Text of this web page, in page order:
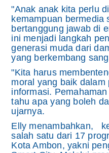
"Anak anak kita perlu
kemampuan bermedia
bertanggung jawab di
ini menjadi langkah
generasi muda dari
yang berkembang
"Kita harus
moral yang baik
informasi.
tahu apa yang boleh
ujarnya.
Elly menambahkan,
salah satu dari 17
Kota Ambon, yakni